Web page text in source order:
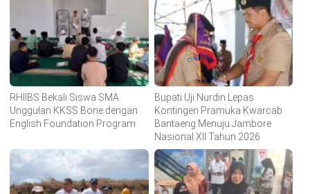
RHIIBS Bekali Siswa SMA
Unggulan KKSS Bone dengan
English Foundation Program
Bupati Uji Nurdin Lepas
Kontingen Pramuka Kwarcab
Bantaeng Menuju Jambore
Nasional XII Tahun 2026